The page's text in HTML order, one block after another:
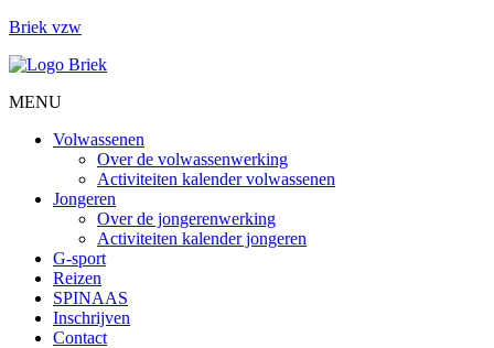
Briek vzw
MENU
Menu
Volwassenen
Over de volwassenwerking
Activiteiten kalender volwassenen
Jongeren
Over de jongerenwerking
Activiteiten kalender jongeren
G-sport
Reizen
SPINAAS
Inschrijven
Contact